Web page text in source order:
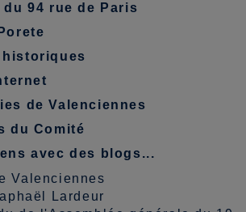
du 94 rue de Paris
historiques
de Valenciennes
du Comité
avec des blogs...
Valenciennes
Lardeur